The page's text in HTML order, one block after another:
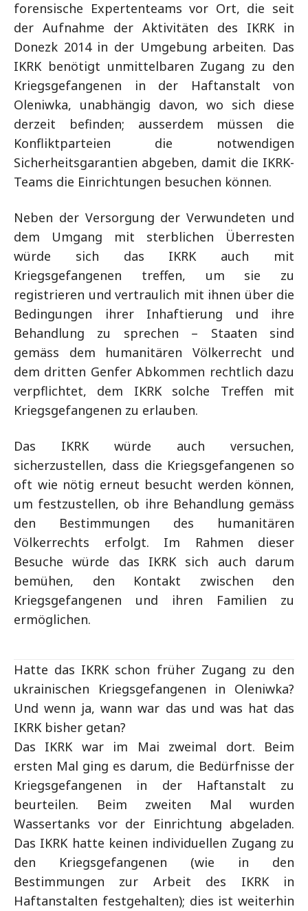
forensische Expertenteams vor Ort, die seit
der Aufnahme der Aktivitäten des IKRK in
Donezk 2014 in der Umgebung arbeiten. Das
IKRK benötigt unmittelbaren Zugang zu den
Kriegsgefangenen in der Haftanstalt von
Oleniwka, unabhängig davon, wo sich diese
derzeit befinden; ausserdem müssen die
Konfliktparteien die notwendigen
Sicherheitsgarantien abgeben, damit die IKRK-
Teams die Einrichtungen besuchen können.
Neben der Versorgung der Verwundeten und
dem Umgang mit sterblichen Überresten
würde sich das IKRK auch mit
Kriegsgefangenen treffen, um sie zu
registrieren und vertraulich mit ihnen über die
Bedingungen ihrer Inhaftierung und ihre
Behandlung zu sprechen – Staaten sind
gemäss dem humanitären Völkerrecht und
dem dritten Genfer Abkommen rechtlich dazu
verpflichtet, dem IKRK solche Treffen mit
Kriegsgefangenen zu erlauben.
Das IKRK würde auch versuchen,
sicherzustellen, dass die Kriegsgefangenen so
oft wie nötig erneut besucht werden können,
um festzustellen, ob ihre Behandlung gemäss
den Bestimmungen des humanitären
Völkerrechts erfolgt. Im Rahmen dieser
Besuche würde das IKRK sich auch darum
bemühen, den Kontakt zwischen den
Kriegsgefangenen und ihren Familien zu
ermöglichen.
Hatte das IKRK schon früher Zugang zu den
ukrainischen Kriegsgefangenen in Oleniwka?
Und wenn ja, wann war das und was hat das
IKRK bisher getan?
Das IKRK war im Mai zweimal dort. Beim
ersten Mal ging es darum, die Bedürfnisse der
Kriegsgefangenen in der Haftanstalt zu
beurteilen. Beim zweiten Mal wurden
Wassertanks vor der Einrichtung abgeladen.
Das IKRK hatte keinen individuellen Zugang zu
den Kriegsgefangenen (wie in den
Bestimmungen zur Arbeit des IKRK in
Haftanstalten festgehalten); dies ist weiterhin